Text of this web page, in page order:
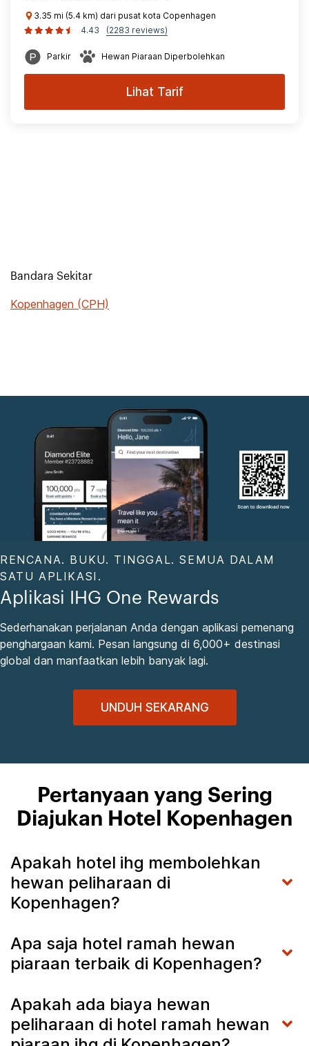
3.35 mi (5.4 km) dari pusat kota Copenhagen
4.43
(2283 reviews)
Parkir Hewan Piaraan Diperbolehkan
Lihat Tarif
Bandara Sekitar
Kopenhagen (CPH)
RENCANA. BUKU. TINGGAL. SEMUA DALAM
SATU APLIKASI.
Aplikasi IHG One Rewards
Sederhanakan perjalanan Anda dengan aplikasi pemenang
penghargaan kami. Pesan langsung di 6,000+ destinasi
global dan manfaatkan lebih banyak lagi.
UNDUH SEKARANG
Pertanyaan yang Sering
Diajukan Hotel Kopenhagen
Apakah hotel ihg membolehkan
hewan peliharaan di
Kopenhagen?
Apa saja hotel ramah hewan
piaraan terbaik di Kopenhagen?
Apakah ada biaya hewan
peliharaan di hotel ramah hewan